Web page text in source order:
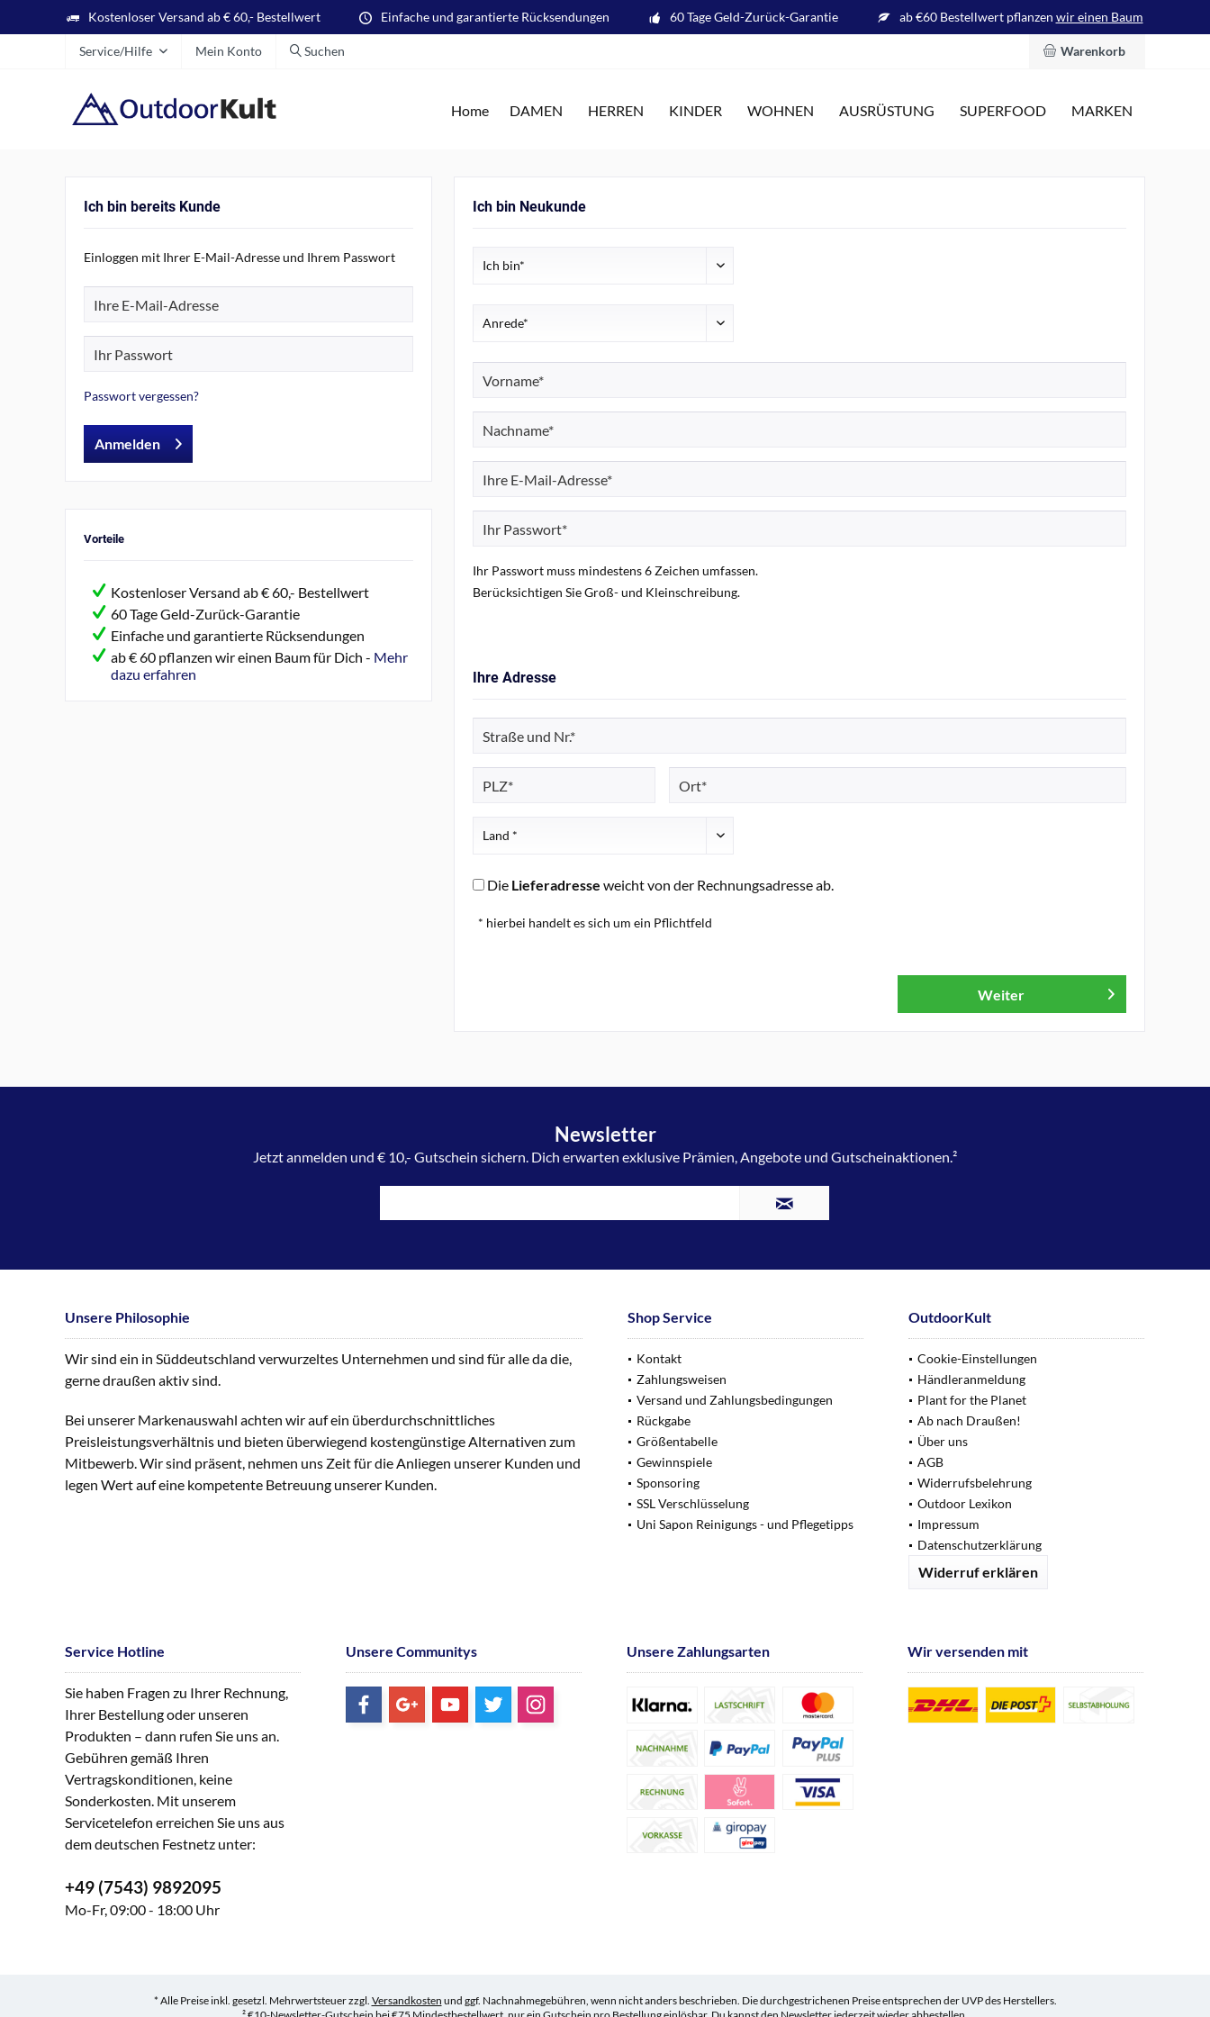
Kostenloser Versand ab € 60,- Bestellwert Einfache und garantierte Rücksendungen 60 Tage Geld-Zurück-Garantie ab €60 Bestellwert pflanzen wir einen Baum
Warenkorb
Service/Hilfe Mein Konto Suchen
Home DAMEN HERREN KINDER WOHNEN AUSRÜSTUNG SUPERFOOD MARKEN
Ich bin Neukunde
Ihr Passwort muss mindestens 6 Zeichen umfassen.
Berücksichtigen Sie Groß- und Kleinschreibung.
Ihre Adresse
Die Lieferadresse weicht von der Rechnungsadresse ab.
* hierbei handelt es sich um ein Pflichtfeld
Weiter
Ich bin bereits Kunde
Einloggen mit Ihrer E-Mail-Adresse und Ihrem Passwort
Passwort vergessen?
Anmelden
Vorteile
Kostenloser Versand ab € 60,- Bestellwert
60 Tage Geld-Zurück-Garantie
Einfache und garantierte Rücksendungen
ab € 60 pflanzen wir einen Baum für Dich - Mehr
dazu erfahren
Newsletter
Jetzt anmelden und € 10,- Gutschein sichern. Dich erwarten exklusive Prämien, Angebote und Gutscheinaktionen.²
Unsere Philosophie
Wir sind ein in Süddeutschland verwurzeltes Unternehmen und sind für alle da die,
gerne draußen aktiv sind.
Bei unserer Markenauswahl achten wir auf ein überdurchschnittliches
Preisleistungsverhältnis und bieten überwiegend kostengünstige Alternativen zum
Mitbewerb. Wir sind präsent, nehmen uns Zeit für die Anliegen unserer Kunden und
legen Wert auf eine kompetente Betreuung unserer Kunden.
Shop Service
Kontakt
Zahlungsweisen
Versand und Zahlungsbedingungen
Rückgabe
Größentabelle
Gewinnspiele
Sponsoring
SSL Verschlüsselung
Uni Sapon Reinigungs - und Pflegetipps
OutdoorKult
Cookie-Einstellungen
Händleranmeldung
Plant for the Planet
Ab nach Draußen!
Über uns
AGB
Widerrufsbelehrung
Outdoor Lexikon
Impressum
Datenschutzerklärung
Widerruf erklären
Service Hotline
Sie haben Fragen zu Ihrer Rechnung,
Ihrer Bestellung oder unseren
Produkten – dann rufen Sie uns an.
Gebühren gemäß Ihren
Vertragskonditionen, keine
Sonderkosten. Mit unserem
Servicetelefon erreichen Sie uns aus
dem deutschen Festnetz unter:
+49 (7543) 9892095
Mo-Fr, 09:00 - 18:00 Uhr
Unsere Communitys Unsere Zahlungsarten Wir versenden mit
* Alle Preise inkl. gesetzl. Mehrwertsteuer zzgl. Versandkosten und ggf. Nachnahmegebühren, wenn nicht anders beschrieben. Die durchgestrichenen Preise entsprechen der UVP des Herstellers.